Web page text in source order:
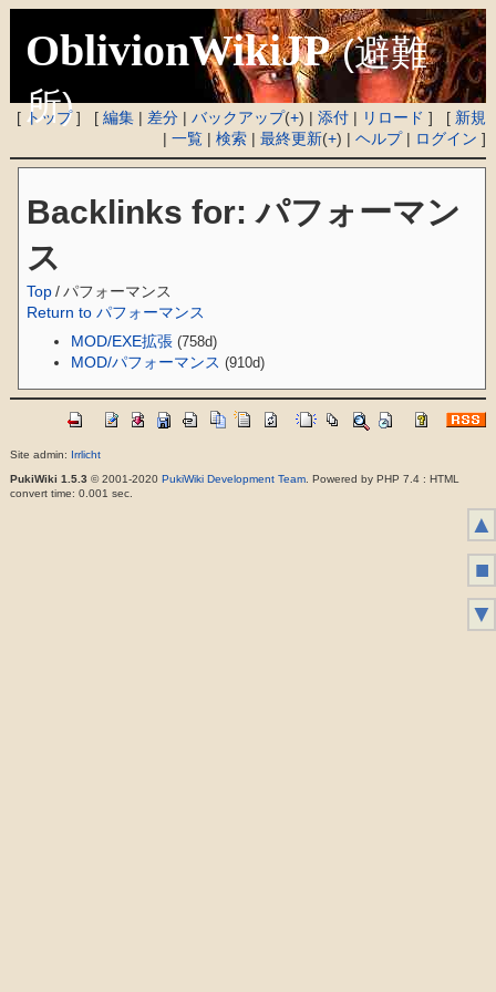
OblivionWikiJP (避難
所)
[ トップ] [編集 | 差分 |バックアップ(+) |添付 | リロード ] [ 新規
|一覧 |検索 |最終更新(+) |ヘルプ| ログイン ]
Backlinks for: パフォーマン
ス
Top /パフォーマンス
Return to パフォーマンス
MOD/EXE拡張 (758d)
MOD/パフォーマンス (910d)
Site admin: Irrlicht
PukiWiki 1.5.3 © 2001-2020 PukiWiki Development Team. Powered by PHP 7.4 : HTML
convert time: 0.001 sec.
▲
■
▼